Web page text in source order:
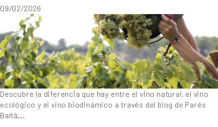
09/02/2026
Descubre la diferencia que hay entre el vino natural, el vino
ecológico y el vino biodinámico a través del blog de Parés
Baltà….